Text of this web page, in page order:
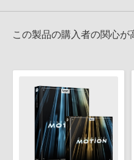
★1
KONTAKTフォーマットについて：本製
も対応しておりません。
製品の購入手続き完了後、受注確認メー
通が送信されます。メールに記載されて
導入を行って下さい。
ダウンロード製品という性質上、一切の
この製品の購入者の関心が